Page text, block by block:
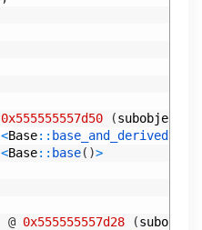
0x555555557d50 (subobject
<Base:: base_and_derived
<Base:: base( )>
@ 0x555555557d28 (